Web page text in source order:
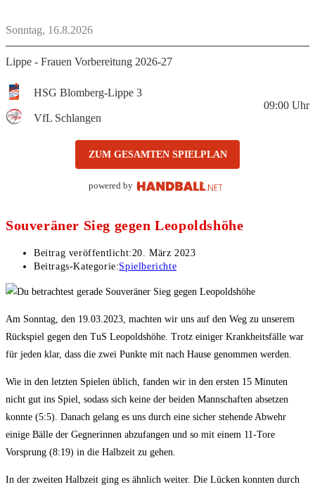
Souveräner Sieg gegen Leopoldshöhe
Beitrag veröffentlicht:20. März 2023
Beitrags-Kategorie:Spielberichte
Am Sonntag, den 19.03.2023, machten wir uns auf den Weg zu unserem
Rückspiel gegen den TuS Leopoldshöhe. Trotz einiger Krankheitsfälle war
für jeden klar, dass die zwei Punkte mit nach Hause genommen werden.
Wie in den letzten Spielen üblich, fanden wir in den ersten 15 Minuten
nicht gut ins Spiel, sodass sich keine der beiden Mannschaften absetzen
konnte (5:5). Danach gelang es uns durch eine sicher stehende Abwehr
einige Bälle der Gegnerinnen abzufangen und so mit einem 11-Tore
Vorsprung (8:19) in die Halbzeit zu gehen.
In der zweiten Halbzeit ging es ähnlich weiter. Die Lücken konnten durch
Sonntag, 16.8.2026
Lippe - Frauen Vorbereitung 2026-27
HSG Blomberg-Lippe 3
VfL Schlangen
09:00 Uhr
ZUM GESAMTEN SPIELPLAN
powered by